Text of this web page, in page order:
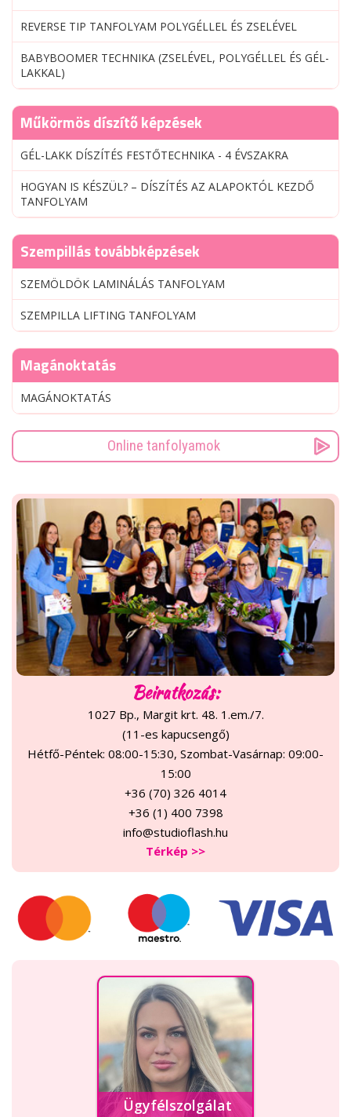
REVERSE TIP TANFOLYAM POLYGÉLLEL ÉS ZSELÉVEL
BABYBOOMER TECHNIKA (ZSELÉVEL, POLYGÉLLEL ÉS GÉL-
LAKKAL)
Műkörmös díszítő képzések
GÉL-LAKK DÍSZÍTÉS FESTŐTECHNIKA - 4 ÉVSZAKRA
HOGYAN IS KÉSZÜL? – DÍSZÍTÉS AZ ALAPOKTÓL KEZDŐ
TANFOLYAM
Szempillás továbbképzések
SZEMÖLDÖK LAMINÁLÁS TANFOLYAM
SZEMPILLA LIFTING TANFOLYAM
Magánoktatás
MAGÁNOKTATÁS
Online tanfolyamok
Beiratkozás:
1027 Bp., Margit krt. 48. 1.em./7.
(11-es kapucsengő)
Hétfő-Péntek: 08:00-15:30, Szombat-Vasárnap: 09:00-
15:00
+36 (70) 326 4014
+36 (1) 400 7398
info@studioflash.hu
Térkép >>
Ügyfélszolgálat